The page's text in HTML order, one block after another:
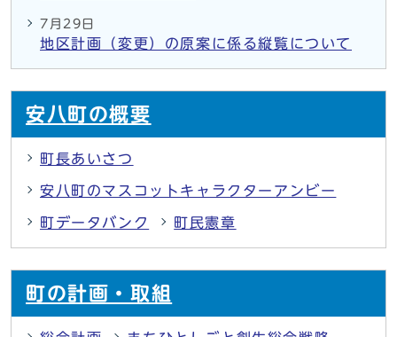
7月29日
地区計画（変更）の原案に係る縦覧について
安八町の概要
町長あいさつ
安八町のマスコットキャラクターアンビー
町データバンク 町民憲章
町の計画・取組